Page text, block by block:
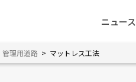
ニュース
管理用道路 > マットレス工法